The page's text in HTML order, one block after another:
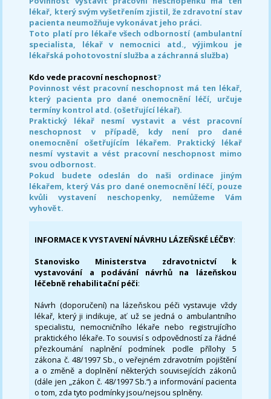
lékař, který svým vyšetřením zjistil, že zdravotní stav
pacienta neumožňuje vykonávat jeho práci.
Toto platí pro lékaře všech odborností (ambulantní
specialista, lékař v nemocnici atd., výjimkou je
lékařská pohotovostní služba a záchranná služba)
Kdo vede pracovní neschopnost?
Povinnost vést pracovní neschopnost má ten lékař,
který pacienta pro dané onemocnění léčí, určuje
termíny kontrol atd. (ošetřující lékař).
Praktický lékař nesmí vystavit a vést pracovní
neschopnost v případě, kdy není pro dané
onemocnění ošetřujícím lékařem. Praktický lékař
nesmí vystavit a vést pracovní neschopnost mimo
svou odbornost.
Pokud budete odeslán do naši ordinace jiným
lékařem, který Vás pro dané onemocnění léčí, pouze
kvůli vystavení neschopenky, nemůžeme Vám
vyhovět.
INFORMACE K VYSTAVENÍ NÁVRHU LÁZEŇSKÉ LÉČBY:
Stanovisko Ministerstva zdravotnictví k
vystavování a podávání návrhů na lázeňskou
léčebně rehabilitační péči:
Návrh (doporučení) na lázeňskou péči vystavuje vždy
lékař, který ji indikuje, ať už se jedná o ambulantního
specialistu, nemocničního lékaře nebo registrujícího
praktického lékaře. To souvisí s odpovědností za řádné
přezkoumání naplnění podmínek podle přílohy 5
zákona č. 48/1997 Sb., o veřejném zdravotním pojištění
a o změně a doplnění některých souvisejících zákonů
(dále jen „zákon č. 48/1997 Sb.“) a informování pacienta
o tom, zda tyto podmínky jsou/nejsou splněny.